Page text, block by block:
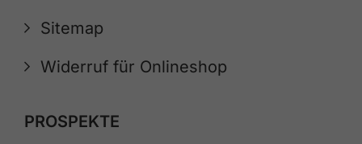
Sitemap
Widerruf für Onlineshop
PROSPEKTE